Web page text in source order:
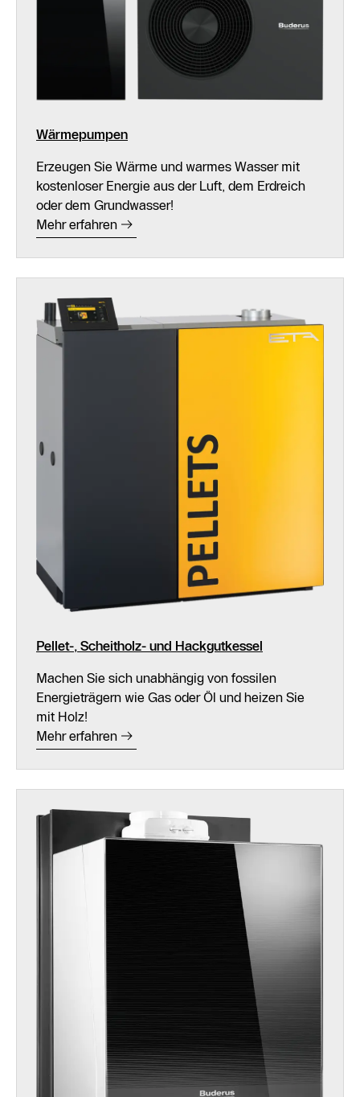
Wärmepumpen
Erzeugen Sie Wärme und warmes Wasser mit
kostenloser Energie aus der Luft, dem Erdreich
oder dem Grundwasser!
Mehr erfahren
Pellet-, Scheitholz- und Hackgutkessel
Machen Sie sich unabhängig von fossilen
Energieträgern wie Gas oder Öl und heizen Sie
mit Holz!
Mehr erfahren